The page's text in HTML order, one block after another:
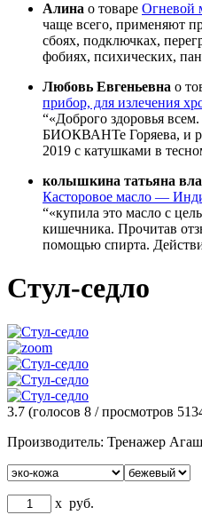
Алина о товаре Огневой
чаще всего, применяют
сбоях, подключках,
фобиях, психических,
Любовь Евгеньевна о
прибор, для излечения
«Доброго здоровья
БИОКВАНТе Горяева, и
2019 с катушками в
колышкина татьяна
Касторовое масло —
«купила это масло с
кишечника. Прочитав
помощью спирта.
Стул-седло
3.7 (голосов 8 / просмотров
Производитель: Тренажер
x руб.